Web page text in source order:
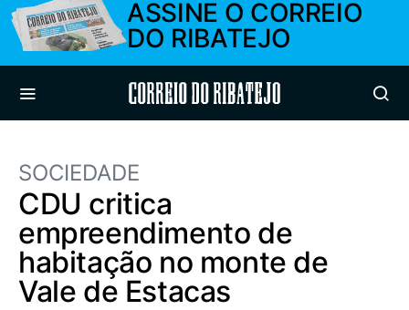
ASSINE O CORREIO
DO RIBATEJO
Correio do Ribatejo
SOCIEDADE
CDU critica
empreendimento de
habitação no monte de
Vale de Estacas